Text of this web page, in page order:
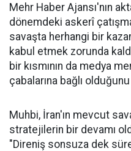
Mehr Haber Ajansı'nın
dönemdeki askerî
savaşta herhangi bir
kabul etmek zorunda
bir kısmının da medya
çabalarına bağlı
Muhbi, İran'ın mevcut
stratejilerin bir devamı
"Direniş sonsuza dek